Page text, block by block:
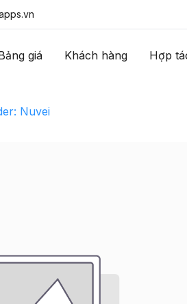
giá Khách hàng Hợp
Nuvei